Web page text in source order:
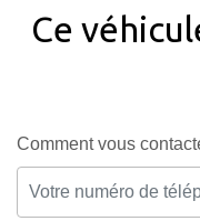
Ce
Comment vous